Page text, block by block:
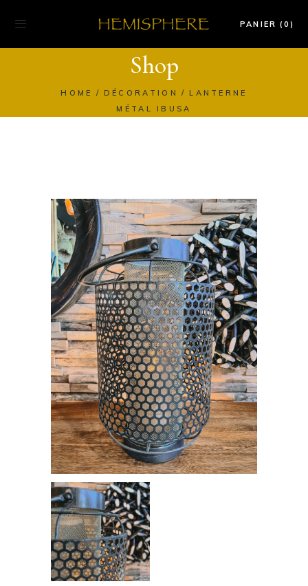
PANIER (0)
Shop
HOME DÉCORATION
LANTERNE
MÉTAL IBUSA